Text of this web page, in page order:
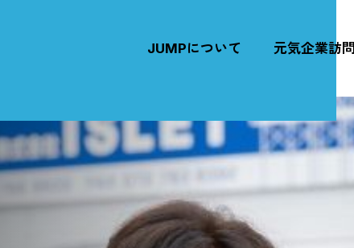
JUMPについて 元気企業訪問